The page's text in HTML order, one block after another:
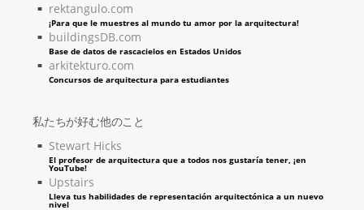
rektangulo.com
¡Para que le muestres al mundo tu amor por la arquitectura!
buildingsDB.com
Base de datos de rascacielos en Estados Unidos
arkitekturo.com
Concursos de arquitectura para estudiantes
私たちが好む他のこと
Stewart Hicks
El profesor de arquitectura que a todos nos gustaría tener, ¡en
YouTube!
Upstairs
Lleva tus habilidades de representación arquitectónica a un nuevo
nivel